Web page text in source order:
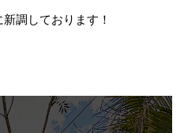
調しております！